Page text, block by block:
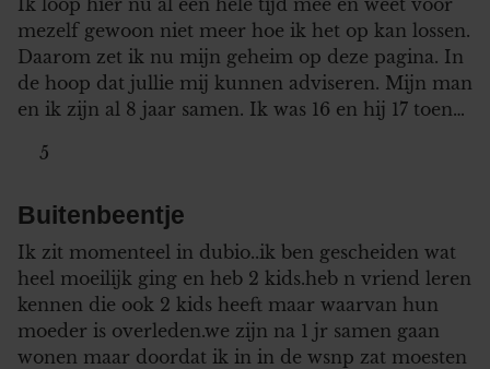
mezelf gewoon niet meer hoe ik het op kan lossen.
Daarom zet ik nu mijn geheim op deze pagina. In
de hoop dat jullie mij kunnen adviseren. Mijn man
en ik zijn al 8 jaar samen. Ik was 16 en hij 17 toen…
5
Buitenbeentje
Ik zit momenteel in dubio..ik ben gescheiden wat
heel moeilijk ging en heb 2 kids.heb n vriend leren
kennen die ook 2 kids heeft maar waarvan hun
moeder is overleden.we zijn na 1 jr samen gaan
wonen maar doordat ik in in de wsnp zat moesten